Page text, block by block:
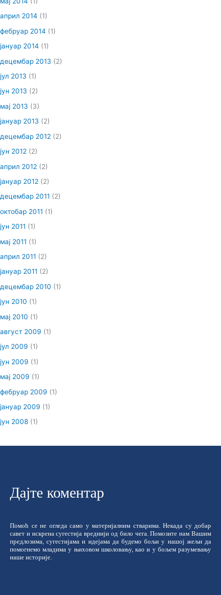
април 2014 (1)
фебруар 2014 (1)
јануар 2014 (1)
децембар 2013 (2)
јул 2013 (1)
јун 2013 (2)
мај 2013 (3)
јануар 2013 (2)
децембар 2012 (2)
јун 2012 (2)
април 2012 (2)
јануар 2012 (2)
децембар 2011 (2)
октобар 2011 (1)
јун 2011 (1)
мај 2011 (1)
април 2011 (2)
јануар 2011 (2)
децембар 2010 (1)
јун 2010 (1)
мај 2010 (1)
август 2009 (1)
јул 2009 (1)
јун 2009 (1)
мај 2009 (1)
фебруар 2009 (1)
јануар 2009 (1)
јун 2008 (1)
Дајте коментар
Помоћ се не огледа само у материјалним стварима. Некада су добар
савет и искрена сугестија вреднији од било чега. Помозите нам Вашим
предлозима, сугестијама и идејама да будемо бољи у нашој жељи да
помогнемо младима у њиховом школовању, као и у бољем разумевању
наше историје.